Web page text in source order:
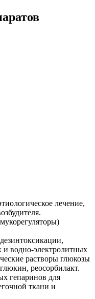
лечение,
водно-электролитных
растворы глюкозы
реосорбилакт.
гепаринов для
ткани и